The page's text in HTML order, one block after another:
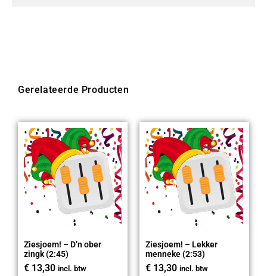
Gerelateerde Producten
Ziesjoem! – D’n ober
zingk (2:45)
€ 13,30 incl. btw
Ziesjoem! – Lekker
menneke (2:53)
€ 13,30 incl. btw